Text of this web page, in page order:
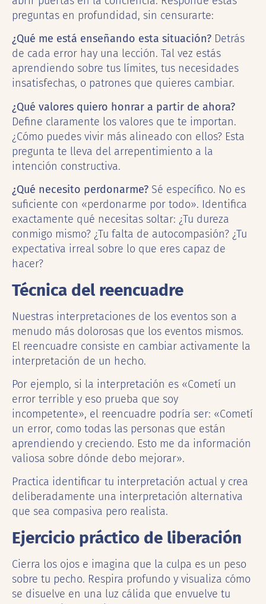
preguntas en profundidad, sin censurarte:
¿Qué me está enseñando esta situación? Detrás
de cada error hay una lección. Tal vez estás
aprendiendo sobre tus límites, tus necesidades
insatisfechas, o patrones que quieres cambiar.
¿Qué valores quiero honrar a partir de ahora?
Define claramente los valores que te importan.
¿Cómo puedes vivir más alineado con ellos? Esta
pregunta te lleva del arrepentimiento a la
intención constructiva.
¿Qué necesito perdonarme? Sé específico. No es
suficiente con «perdonarme por todo». Identifica
exactamente qué necesitas soltar: ¿Tu dureza
conmigo mismo? ¿Tu falta de autocompasión? ¿Tu
expectativa irreal sobre lo que eres capaz de
hacer?
Técnica del reencuadre
Nuestras interpretaciones de los eventos son a
menudo más dolorosas que los eventos mismos.
El reencuadre consiste en cambiar activamente la
interpretación de un hecho.
Por ejemplo, si la interpretación es «Cometí un
error terrible y eso prueba que soy
incompetente», el reencuadre podría ser: «Cometí
un error, como todas las personas que están
aprendiendo y creciendo. Esto me da información
valiosa sobre dónde debo mejorar».
Practica identificar tu interpretación actual y crea
deliberadamente una interpretación alternativa
que sea compasiva pero realista.
Ejercicio práctico de liberación
Cierra los ojos e imagina que la culpa es un peso
sobre tu pecho. Respira profundo y visualiza cómo
se disuelve en una luz cálida que envuelve tu